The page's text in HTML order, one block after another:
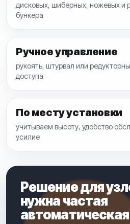
дисковых, шиберных, ножевых и
бункера
Ручное управление
рукоять, штурвал или
доступа
По месту установки
учитываем высоту, удобство
усилие
Решение для
нужна частая